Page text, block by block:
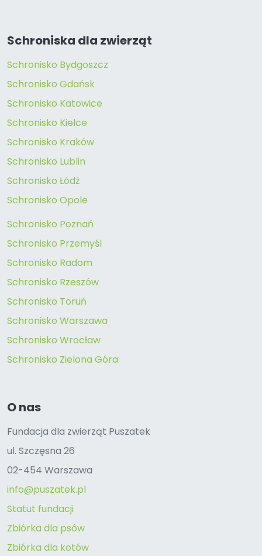
Schroniska dla zwierząt
Schronisko Bydgoszcz
Schronisko Gdańsk
Schronisko Katowice
Schronisko Kielce
Schronisko Kraków
Schronisko Lublin
Schronisko Łódź
Schronisko Opole
Schronisko Poznań
Schronisko Przemyśl
Schronisko Radom
Schronisko Rzeszów
Schronisko Toruń
Schronisko Warszawa
Schronisko Wrocław
Schronisko Zielona Góra
O nas
Fundacja dla zwierząt Puszatek
ul. Szczęsna 26
02-454 Warszawa
info@puszatek.pl
Statut fundacji
Zbiórka dla psów
Zbiórka dla kotów